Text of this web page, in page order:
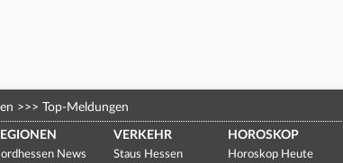
>>> Top-Meldungen
News
VERKEHR
Staus Hessen
HOROSKOP
Horoskop Heute